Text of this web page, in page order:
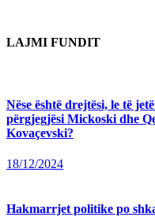
LAJMI FUNDIT
Nëse është drejtësi, le të
përgjegjësi Mickoski dhe
Kovaçevski?
18/12/2024
Hakmarrjet politike po